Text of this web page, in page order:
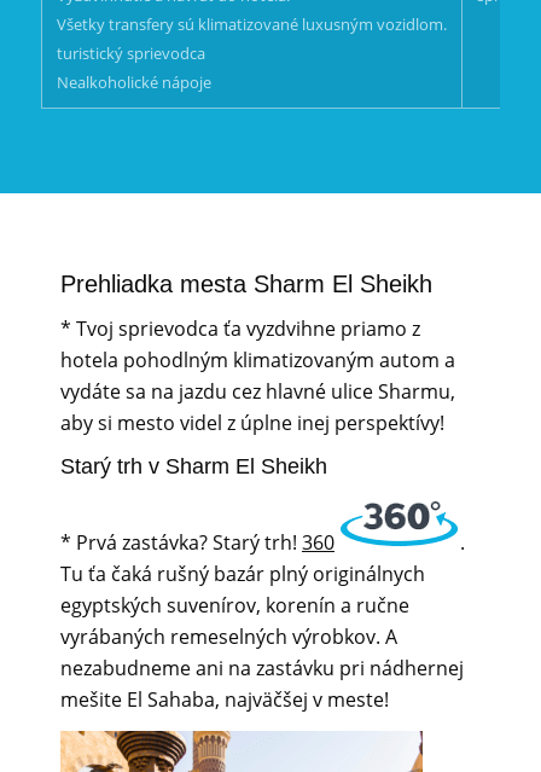
Všetky transfery sú klimatizované luxusným vozidlom.
turistický sprievodca
Nealkoholické nápoje
Prehliadka mesta Sharm El Sheikh
* Tvoj sprievodca ťa vyzdvihne priamo z
hotela pohodlným klimatizovaným autom a
vydáte sa na jazdu cez hlavné ulice Sharmu,
aby si mesto videl z úplne inej perspektívy!
Starý trh v Sharm El Sheikh
* Prvá zastávka? Starý trh! 360
.
Tu ťa čaká rušný bazár plný originálnych
egyptských suvenírov, korenín a ručne
vyrábaných remeselných výrobkov. A
nezabudneme ani na zastávku pri nádhernej
mešite El Sahaba, najväčšej v meste!